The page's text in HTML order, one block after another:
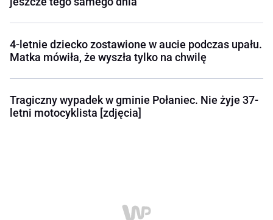
4-letnie dziecko zostawione w aucie podczas upału.
Matka mówiła, że wyszła tylko na chwilę
Tragiczny wypadek w gminie Połaniec. Nie żyje 37-
letni motocyklista [zdjęcia]